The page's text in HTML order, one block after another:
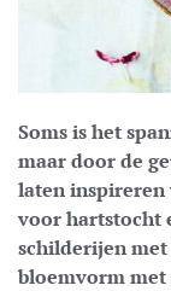
Soms is het
maar door de
laten inspireren
voor hartstocht
schilderijen met
bloemvorm met